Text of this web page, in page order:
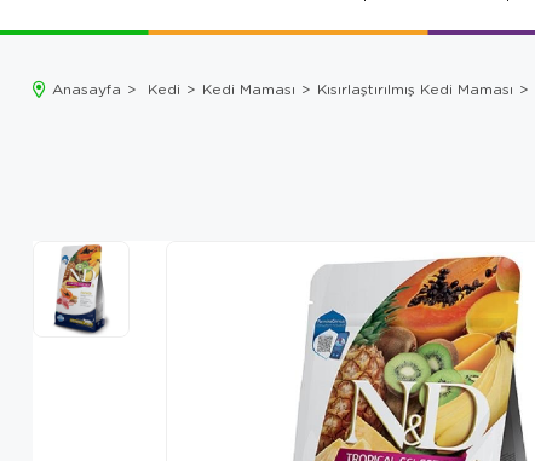
Anasayfa Kedi Kedi Maması Kısırlaştırılmış Kedi Maması